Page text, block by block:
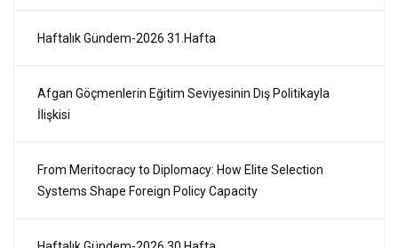
Haftalık Gündem-2026 31.Hafta
Afgan Göçmenlerin Eğitim Seviyesinin Dış Politikayla
İlişkisi
From Meritocracy to Diplomacy: How Elite Selection
Systems Shape Foreign Policy Capacity